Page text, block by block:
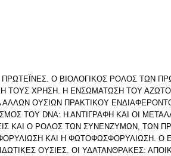
Ο ΒΙΟΛΟΓΙΚΟΣ ΡΟΛΟΣ ΤΩΝ
ΤΟΥΣ ΧΡΗΣΗ. Η ΕΝΣΩΜΑΤΩΣΗ ΤΟΥ
ΟΥΣΙΩΝ ΠΡΑΚΤΙΚΟΥ
ΤΟΥ DNA: Η ΑΝΤΙΓΡΑΦΗ ΚΑΙ ΟΙ
ΚΑΙ Ο ΡΟΛΟΣ ΤΩΝ ΣΥΝΕΝΖΥΜΩΝ, ΤΩΝ
ΚΑΙ H ΦΩΤΟΦΩΣΦΟΡΥΛΙΩΣΗ.
ΟΥΣΙΕΣ. ΟΙ ΥΔΑΤΑΝΘΡΑΚΕΣ: